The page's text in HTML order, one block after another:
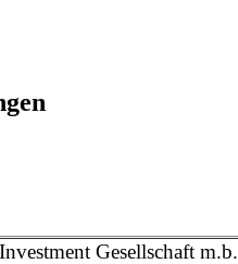
Gesellschaft